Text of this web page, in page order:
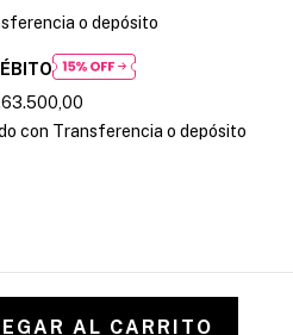
o depósito
con Transferencia o depósito